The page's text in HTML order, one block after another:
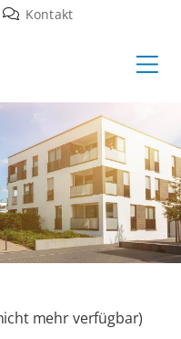
Kontakt
mehr verfügbar)